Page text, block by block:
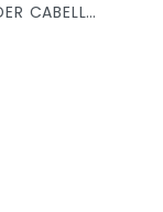
AMPOLLETAS REVLON LOSS DEFENDER CABELLO DEBIL C/12PZ X/24